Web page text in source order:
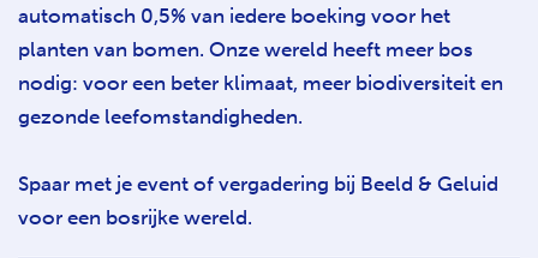
automatisch 0,5% van iedere boeking voor het
planten van bomen. Onze wereld heeft meer bos
nodig: voor een beter klimaat, meer biodiversiteit en
gezonde leefomstandigheden.
Spaar met je event of vergadering bij Beeld & Geluid
voor een bosrijke wereld.